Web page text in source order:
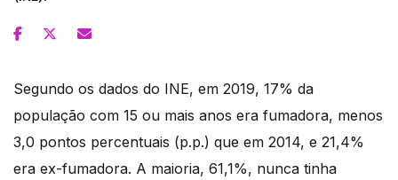
Segundo os dados do INE, em 2019, 17% da
população com 15 ou mais anos era fumadora, menos
3,0 pontos percentuais (p.p.) que em 2014, e 21,4%
era ex-fumadora. A maioria, 61,1%, nunca tinha